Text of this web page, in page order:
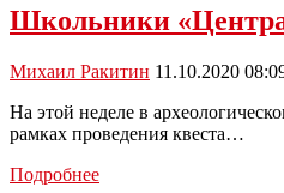
расшифровали
«Послание
Школьники «Центра
Михаил Ракитин 11.10.2020
На этой неделе в
рамках проведения квеста…
ПодробнееШкольники